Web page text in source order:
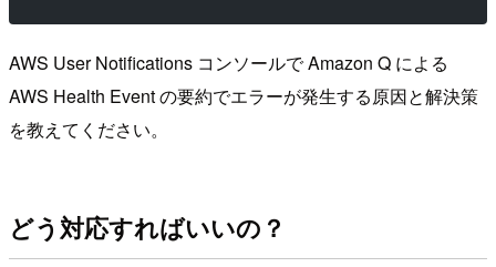
AWS User Notifications コンソールで Amazon Q による
AWS Health Event の要約でエラーが発生する原因と解決策
を教えてください。
どう対応すればいいの？